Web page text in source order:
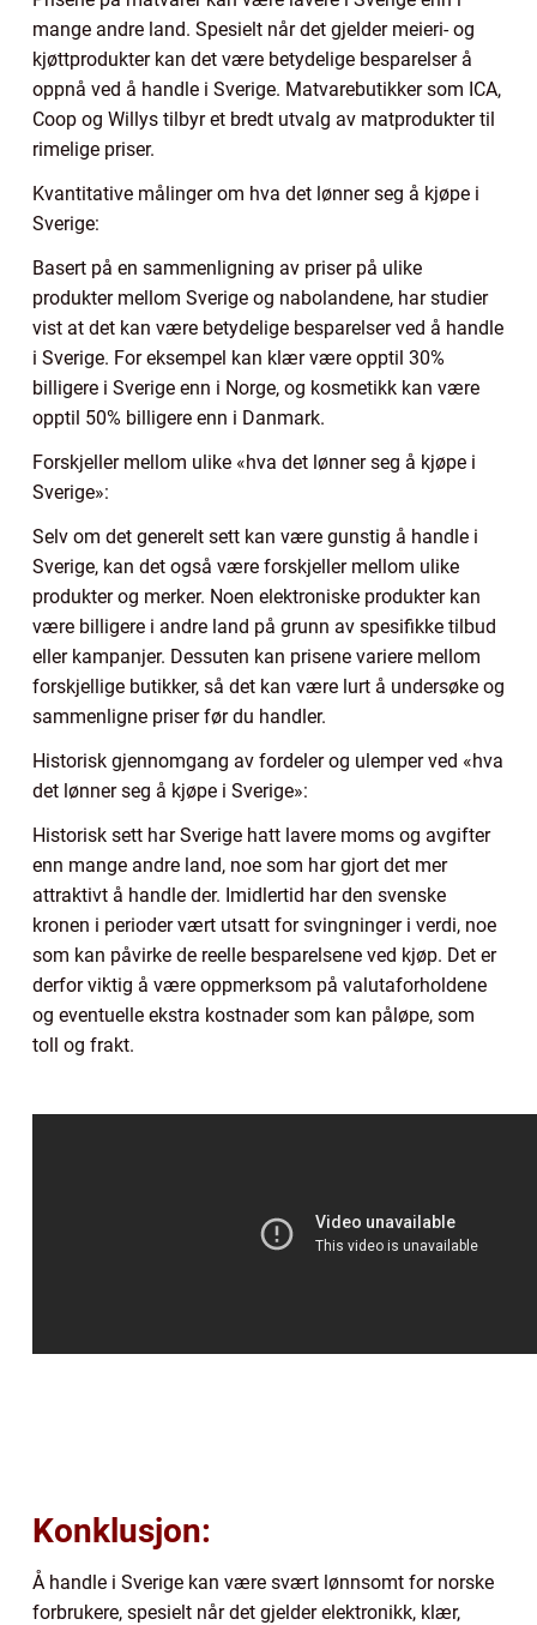
mange andre land. Spesielt når det gjelder meieri- og
kjøttprodukter kan det være betydelige besparelser å
oppnå ved å handle i Sverige. Matvarebutikker som ICA,
Coop og Willys tilbyr et bredt utvalg av matprodukter til
rimelige priser.
Kvantitative målinger om hva det lønner seg å kjøpe i
Sverige:
Basert på en sammenligning av priser på ulike
produkter mellom Sverige og nabolandene, har studier
vist at det kan være betydelige besparelser ved å handle
i Sverige. For eksempel kan klær være opptil 30%
billigere i Sverige enn i Norge, og kosmetikk kan være
opptil 50% billigere enn i Danmark.
Forskjeller mellom ulike «hva det lønner seg å kjøpe i
Sverige»:
Selv om det generelt sett kan være gunstig å handle i
Sverige, kan det også være forskjeller mellom ulike
produkter og merker. Noen elektroniske produkter kan
være billigere i andre land på grunn av spesifikke tilbud
eller kampanjer. Dessuten kan prisene variere mellom
forskjellige butikker, så det kan være lurt å undersøke og
sammenligne priser før du handler.
Historisk gjennomgang av fordeler og ulemper ved «hva
det lønner seg å kjøpe i Sverige»:
Historisk sett har Sverige hatt lavere moms og avgifter
enn mange andre land, noe som har gjort det mer
attraktivt å handle der. Imidlertid har den svenske
kronen i perioder vært utsatt for svingninger i verdi, noe
som kan påvirke de reelle besparelsene ved kjøp. Det er
derfor viktig å være oppmerksom på valutaforholdene
og eventuelle ekstra kostnader som kan påløpe, som
toll og frakt.
Konklusjon:
Å handle i Sverige kan være svært lønnsomt for norske
forbrukere, spesielt når det gjelder elektronikk, klær,